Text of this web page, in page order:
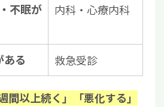
不眠が
内科・心療内科
ある 救急受診
間以上続く」「悪化する」